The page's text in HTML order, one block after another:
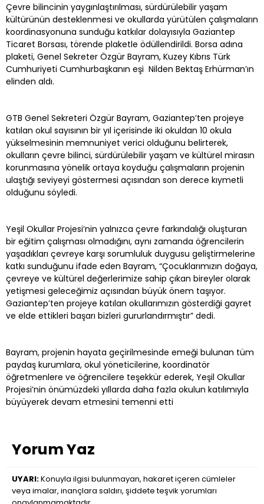
Çevre bilincinin yaygınlaştırılması, sürdürülebilir yaşam
kültürünün desteklenmesi ve okullarda yürütülen çalışmaların
koordinasyonuna sunduğu katkılar dolayısıyla Gaziantep
Ticaret Borsası, törende plaketle ödüllendirildi. Borsa adına
plaketi, Genel Sekreter Özgür Bayram, Kuzey Kıbrıs Türk
Cumhuriyeti Cumhurbaşkanın eşi Nilden Bektaş Erhürman’ın
elinden aldı.
GTB Genel Sekreteri Özgür Bayram, Gaziantep’ten projeye
katılan okul sayısının bir yıl içerisinde iki okuldan 10 okula
yükselmesinin memnuniyet verici olduğunu belirterek,
okulların çevre bilinci, sürdürülebilir yaşam ve kültürel mirasın
korunmasına yönelik ortaya koyduğu çalışmaların projenin
ulaştığı seviyeyi göstermesi açısından son derece kıymetli
olduğunu söyledi.
Yeşil Okullar Projesi’nin yalnızca çevre farkındalığı oluşturan
bir eğitim çalışması olmadığını, aynı zamanda öğrencilerin
yaşadıkları çevreye karşı sorumluluk duygusu geliştirmelerine
katkı sunduğunu ifade eden Bayram, “Çocuklarımızın doğaya,
çevreye ve kültürel değerlerimize sahip çıkan bireyler olarak
yetişmesi geleceğimiz açısından büyük önem taşıyor.
Gaziantep’ten projeye katılan okullarımızın gösterdiği gayret
ve elde ettikleri başarı bizleri gururlandırmıştır” dedi.
Bayram, projenin hayata geçirilmesinde emeği bulunan tüm
paydaş kurumlara, okul yöneticilerine, koordinatör
öğretmenlere ve öğrencilere teşekkür ederek, Yeşil Okullar
Projesi’nin önümüzdeki yıllarda daha fazla okulun katılımıyla
büyüyerek devam etmesini temenni etti
Yorum Yaz
UYARI:Konuyla ilgisi bulunmayan, hakaret içeren cümleler
veya imalar, inançlara saldırı, şiddete teşvik yorumları